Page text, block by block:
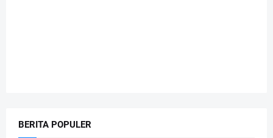
BERITA POPULER